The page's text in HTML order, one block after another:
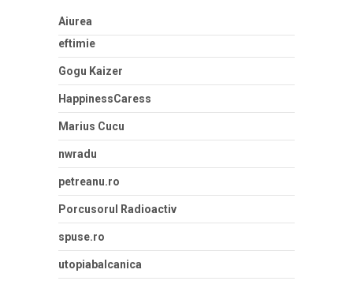
Aiurea
eftimie
Gogu Kaizer
HappinessCaress
Marius Cucu
nwradu
petreanu.ro
Porcusorul Radioactiv
spuse.ro
utopiabalcanica